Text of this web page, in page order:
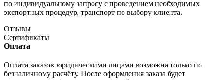
по индивидуальному запросу с проведением необходимых
экспортных процедур, транспорт по выбору клиента.
Отзывы
Сертификаты
Оплата
Оплата заказов юридическими лицами возможна только по
безналичному расчёту. После оформления заказа будет